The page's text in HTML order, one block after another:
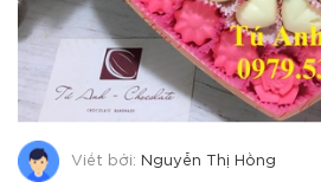
Viết bởi: Nguyễn Thị Hồng